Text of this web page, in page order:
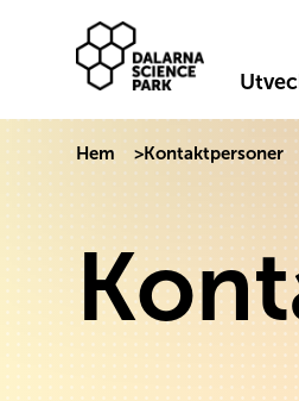
Hoppa till innehåll
Dalarna Science Park
Hem >Kontaktpersoner